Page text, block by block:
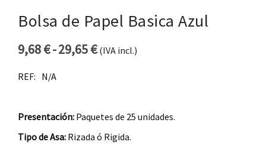
Bolsa de Papel Basica Azul
9,68€-29,65€
Rango de precios: desde 9,68
(IVA incl.)
REF: N/A
Presentación: Paquetes de 25 unidades.
Tipo de Asa: Rizada ó Rigida.